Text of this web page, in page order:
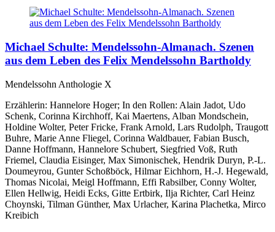
Michael Schulte: Mendelssohn-Almanach. Szenen
aus dem Leben des Felix Mendelssohn Bartholdy
Mendelssohn Anthologie X
Erzählerin: Hannelore Hoger; In den Rollen: Alain Jadot, Udo
Schenk, Corinna Kirchhoff, Kai Maertens, Alban Mondschein,
Holdine Wolter, Peter Fricke, Frank Arnold, Lars Rudolph, Traugott
Buhre, Marie Anne Fliegel, Corinna Waldbauer, Fabian Busch,
Danne Hoffmann, Hannelore Schubert, Siegfried Voß, Ruth
Friemel, Claudia Eisinger, Max Simonischek, Hendrik Duryn, P.-L.
Doumeyrou, Gunter Schoßböck, Hilmar Eichhorn, H.-J. Hegewald,
Thomas Nicolai, Meigl Hoffmann, Effi Rabsilber, Conny Wolter,
Ellen Hellwig, Heidi Ecks, Gitte Ertbirk, Ilja Richter, Carl Heinz
Choynski, Tilman Günther, Max Urlacher, Karina Plachetka, Mirco
Kreibich